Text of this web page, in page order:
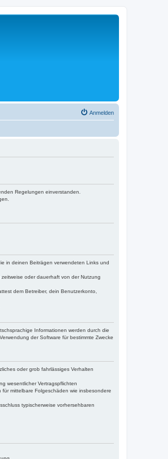
Anmelden
Regelungen einverstanden.
in deinen Beiträgen verwendeten Links und
oder dauerhaft von der Nutzung
dem Betreiber, dein Benutzerkonto,
Informationen werden durch die
der Software für bestimmte Zwecke
oder grob fahrlässiges Verhalten
wesentlicher Vertragspflichten
mittelbare Folgeschäden wie insbesondere
typischerweise vorhersehbaren